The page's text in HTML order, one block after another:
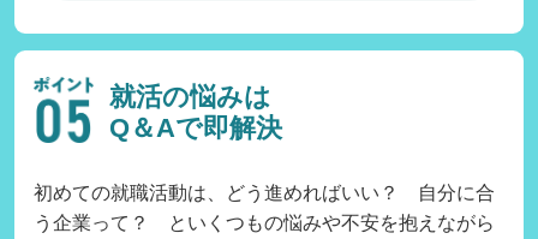
就活の悩みは
Q＆Aで即解決
初めての就職活動は、どう進めればいい？ 自分に合
う企業って？ といくつもの悩みや不安を抱えながら